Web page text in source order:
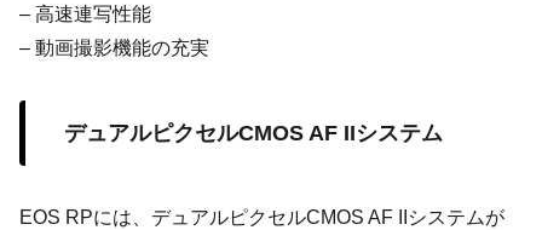
– 高速連写性能
– 動画撮影機能の充実
デュアルピクセルCMOS AF IIシステム
EOS RPには、デュアルピクセルCMOS AF IIシステムが